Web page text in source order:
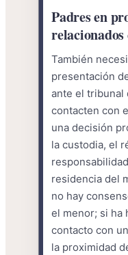
Padres en
relacionados
También
presentación
ante el tribunal
contacten con
una decisión
la custodia, el
residencia del
no hay
el menor; si ha
contacto con
la proximidad